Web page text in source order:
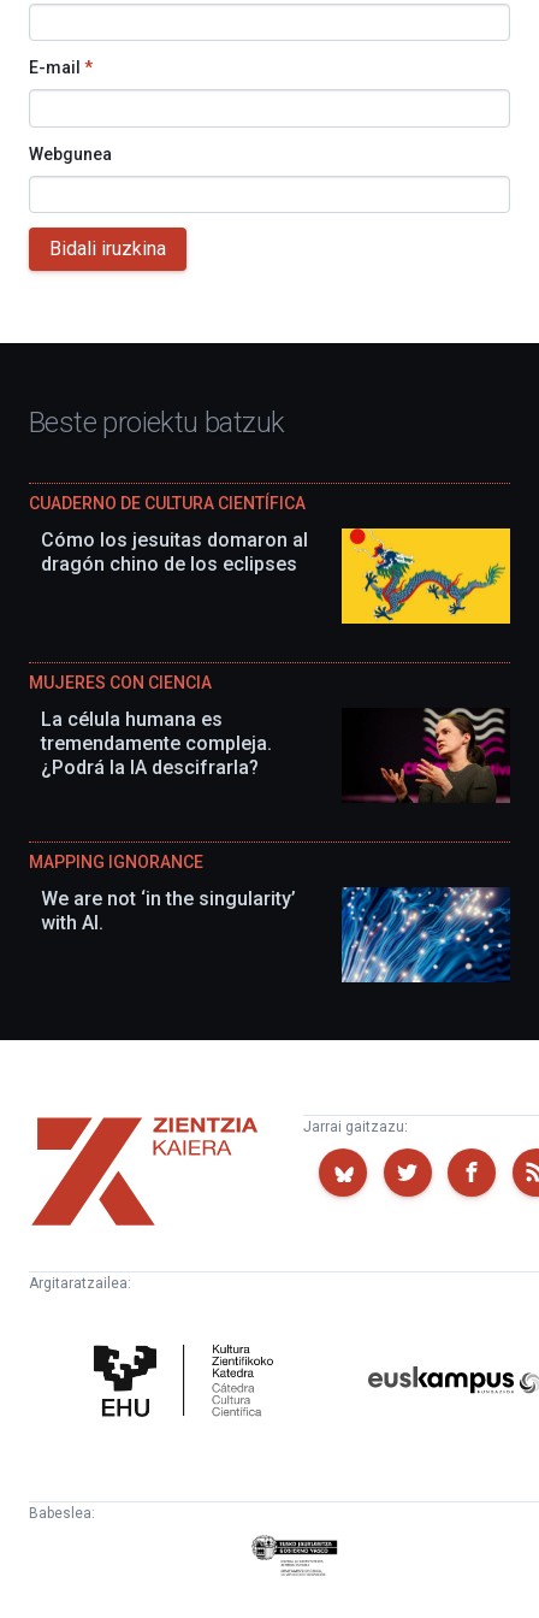
E-mail *
Webgunea
Bidali iruzkina
Beste proiektu batzuk
CUADERNO DE CULTURA CIENTÍFICA
Cómo los jesuitas domaron al
dragón chino de los eclipses
MUJERES CON CIENCIA
La célula humana es
tremendamente compleja.
¿Podrá la IA descifrarla?
MAPPING IGNORANCE
We are not ‘in the singularity’
with AI.
Zientzia
Kaiera
Jarrai gaitzazu:
Argitaratzailea:
Zientifikoko
Katedra
Babeslea:
Eusko
Jaurlaritza